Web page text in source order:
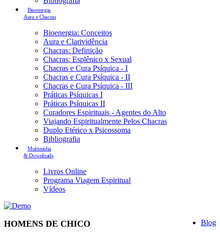
Bioenergia
Aura e Chacras
Bioenergia: Conceitos
Aura e Clarividência
Chacras: Definição
Chacras: Esplênico x Sexual
Chacras e Cura Psíquica - I
Chacras e Cura Psíquica - II
Chacras e Cura Psíquica - III
Práticas Psíquicas I
Práticas Psíquicas II
Curadores Espirituais - Agentes do Alto
Viajando Espiritualmente Pelos Chacras
Duplo Etérico x Psicossoma
Bibliografia
Multimídia
& Downloads
Livros Online
Programa Viagem Espiritual
Vídeos
Blog
HOMENS DE CHICO